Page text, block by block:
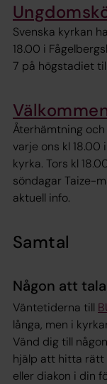
Svenska kyrkan
18.00 i
7 på högstadiet
Återhämtning
varje ons kl 18.00
kyrka. Tors kl
söndagar Taize-
aktuell info.
Samtal
Någon att
Väntetiderna till
långa, men i
Vänd dig till
hjälp att hitta rätt
eller diakon i din